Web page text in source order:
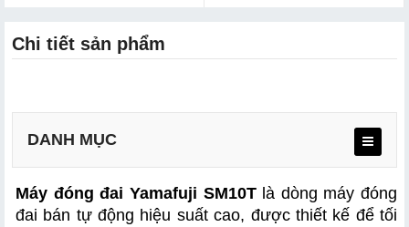
Chi tiết sản phẩm
DANH MỤC
Thông số kỹ thuật
Máy đóng đai Yamafuji SM10T là dòng máy đóng
đai bán tự động hiệu suất cao, được thiết kế để tối